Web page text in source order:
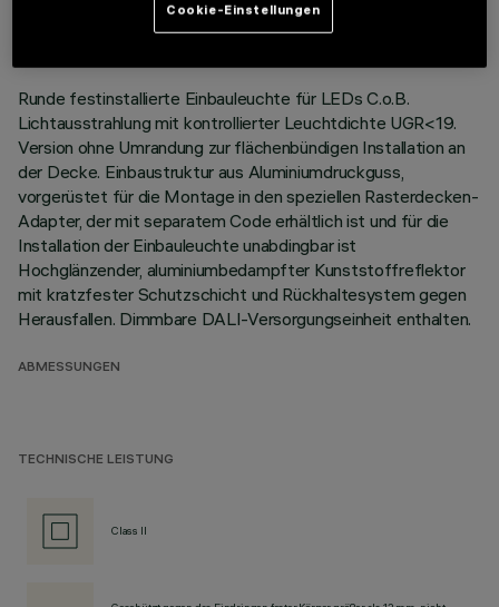
Runde festinstallierte Einbauleuchte für LEDs C.o.B.
Lichtausstrahlung mit kontrollierter Leuchtdichte UGR<19.
Version ohne Umrandung zur flächenbündigen Installation an
der Decke. Einbaustruktur aus Aluminiumdruckguss,
vorgerüstet für die Montage in den speziellen Rasterdecken-
Adapter, der mit separatem Code erhältlich ist und für die
Installation der Einbauleuchte unabdingbar ist
Hochglänzender, aluminiumbedampfter Kunststoffreflektor
mit kratzfester Schutzschicht und Rückhaltesystem gegen
Herausfallen. Dimmbare DALI-Versorgungseinheit enthalten.
ABMESSUNGEN
TECHNISCHE LEISTUNG
Class II
Cookie-Einstellungen